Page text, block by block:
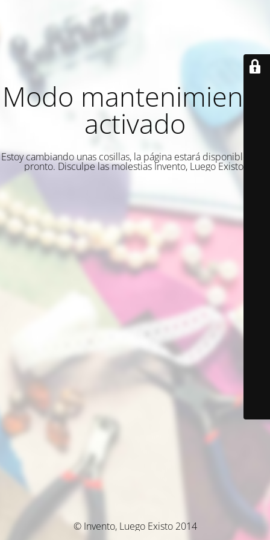
Modo mantenimiento
activado
Estoy cambiando unas cosillas, la página estará disponible muy
pronto. Disculpe las molestias Invento, Luego Existo.
© Invento, Luego Existo 2014